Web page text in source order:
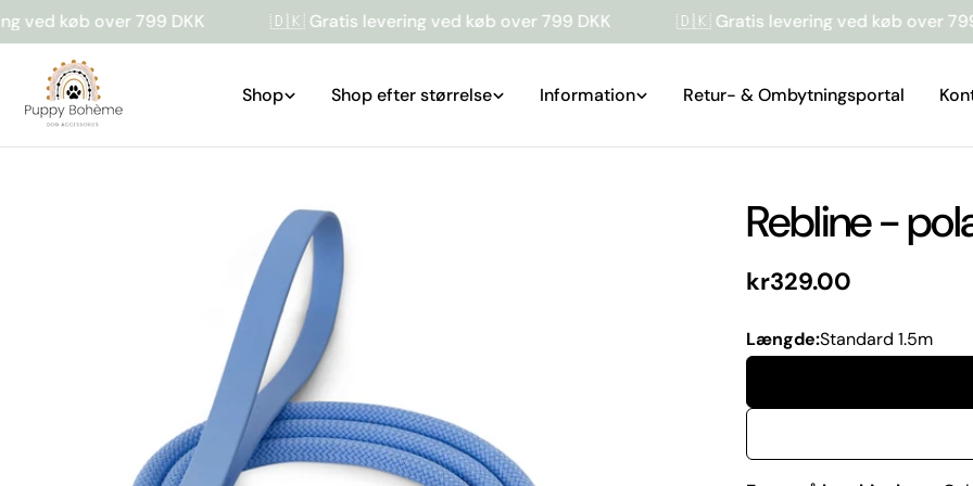
til
indhold
over 799 DKK 🇩🇰 Gratis levering ved køb over 799 DKK 🇩🇰 Gratis levering ved køb over 799 DKK
Shop Shop efter størrelse Information Retur- & Ombytningsportal
Rebline -
Normal
kr329.00
Længde:Standard 1.5m